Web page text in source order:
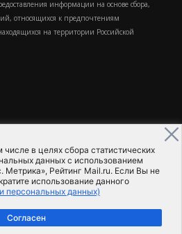
в целях сбора статистических
данных с использованием
Метрика», Рейтинг Mail.ru. Если Вы не
использование данного
персональных данных)
Согласен
информации на основе сбора,
относящихся к предпочтениям
на территории Российской
агентство МедиаПоток
Пользовательское соглашение
данных